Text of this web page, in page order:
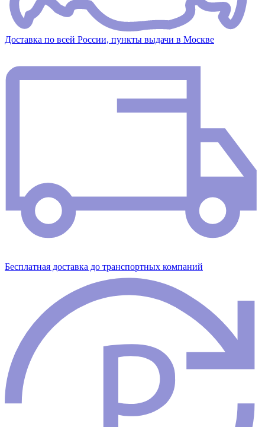
Доставка по всей России, пункты выдачи в Москве
Бесплатная доставка до транспортных компаний